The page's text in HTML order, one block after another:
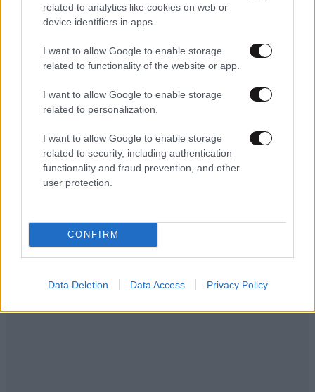
related to analytics like cookies on web or
device identifiers in apps.
I want to allow Google to enable storage
related to functionality of the website or app.
I want to allow Google to enable storage
related to personalization.
I want to allow Google to enable storage
related to security, including authentication
functionality and fraud prevention, and other
user protection.
CONFIRM
Data Deletion Data Access Privacy Policy
07·08·2026 08:50
Αφγανό κατηγορούμενο για τη δολοφονία της
Ελίζαμπεθ Ρος: «Είμαστε συντετριμμένοι – Δεν
έδειξε ποτέ ότι ήταν ικανός για κάτι τέτοιο»